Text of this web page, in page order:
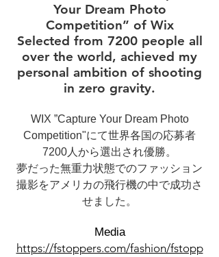
Your Dream Photo
Competition” of Wix
​Selected from 7200 people all
over the world, achieved my
personal ambition of shooting
in zero gravity.
WIX ”Capture Your Dream Photo
Competition"にて世界各国の応募者
7200人から選出され優勝。
夢だった無重力状態でのファッション
撮影をアメリカの飛行機の中で成功さ
せました。
​Media
https://fstoppers.com/fashion/fstopp